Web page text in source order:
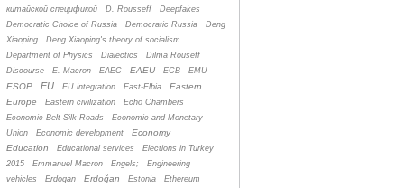
китайской спецификой
D. Rousseff
Deepfakes
Democratic Choice of Russia
Democratic Russia
Deng
Xiaoping
Deng Xiaoping's theory of socialism
Department of Physics
Dialectics
Dilma Rouseff
Discourse
E. Macron EAEC EAEU ECB EMU
ESOP EU EU integration East-Elbia
Eastern
Europe
Eastern civilization
Echo Chambers
Economic Belt Silk Roads
Economic and Monetary
Union
Economic development
Economy
Education
Educational services
Elections in Turkey
2015
Emmanuel Macron Engels;
Engineering
vehicles
Erdogan Erdoğan Estonia
Ethereum